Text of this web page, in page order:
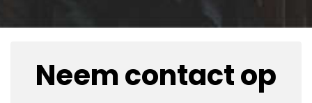
Neem contact op